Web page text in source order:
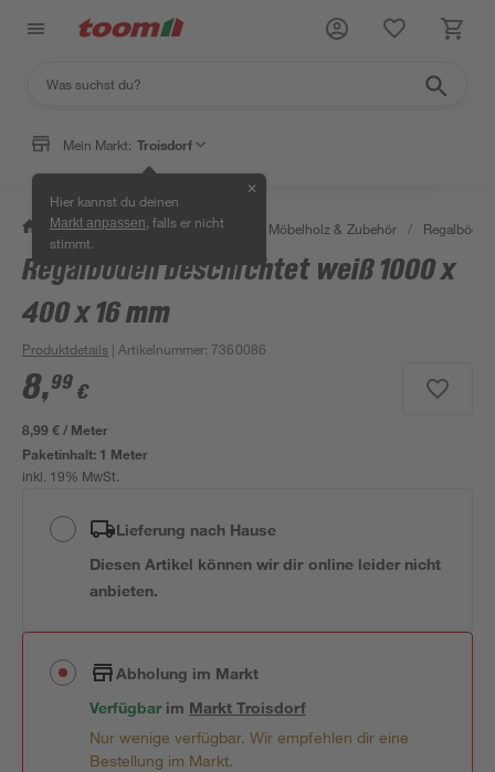
Mein Markt: Troisdorf
Hier kannst du deinen
Markt anpassen , falls er nicht
stimmt.
✕
/ Bauen & Renovieren / Holz Möbelholz & Zubehör / Regalböden
Regalboden beschichtet weiß 1000 x
400 x 16 mm
Produktdetails | Artikelnummer: 7360086
8,99 €
8,99 € / Meter
Paketinhalt: 1 Meter
inkl. 19% MwSt.
Lieferung nach Hause
Diesen Artikel können wir dir online leider nicht
anbieten.
Abholung im Markt
Verfügbar im MarktTroisdorf
Nur wenige verfügbar. Wir empfehlen dir eine
Bestellung im Markt.